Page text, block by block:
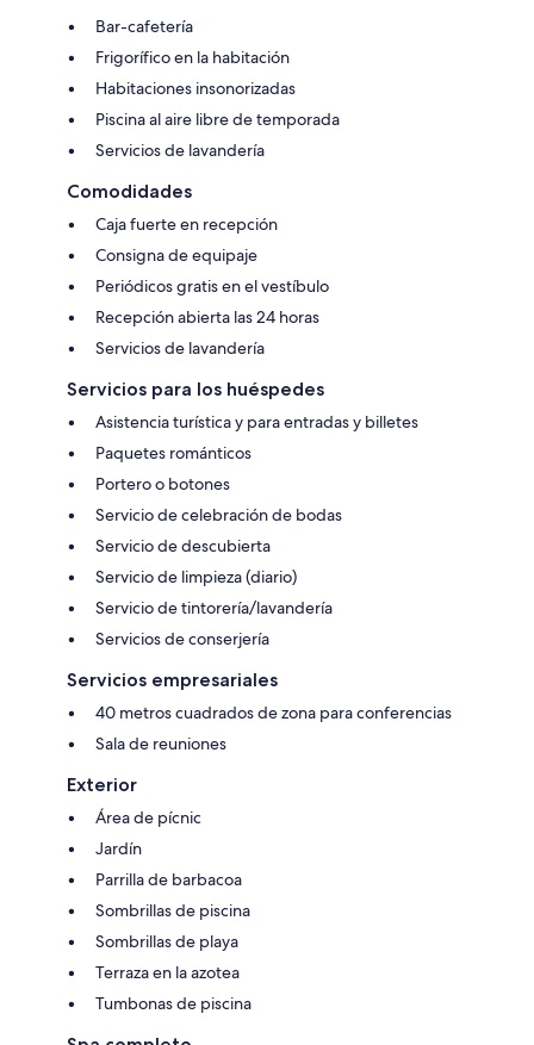
Bar-cafetería
Frigorífico en la habitación
Habitaciones insonorizadas
Piscina al aire libre de temporada
Servicios de lavandería
Comodidades
Caja fuerte en recepción
Consigna de equipaje
Periódicos gratis en el vestíbulo
Recepción abierta las 24 horas
Servicios de lavandería
Servicios para los huéspedes
Asistencia turística y para entradas y billetes
Paquetes románticos
Portero o botones
Servicio de celebración de bodas
Servicio de descubierta
Servicio de limpieza (diario)
Servicio de tintorería/lavandería
Servicios de conserjería
Servicios empresariales
40 metros cuadrados de zona para conferencias
Sala de reuniones
Exterior
Área de pícnic
Jardín
Parrilla de barbacoa
Sombrillas de piscina
Sombrillas de playa
Terraza en la azotea
Tumbonas de piscina